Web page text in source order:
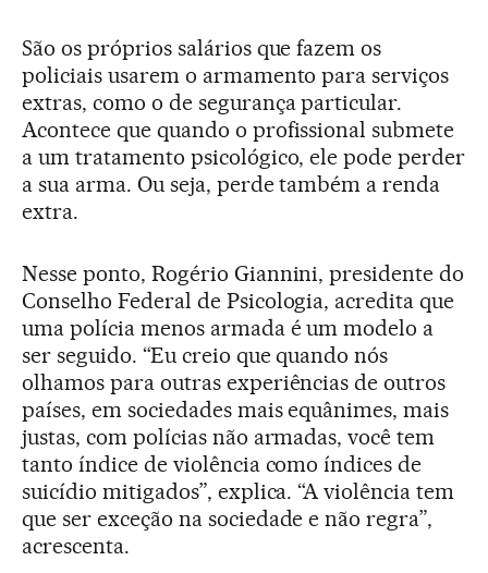
São os próprios salários que fazem os
policiais usarem o armamento para serviços
extras, como o de segurança particular.
Acontece que quando o profissional submete
a um tratamento psicológico, ele pode perder
a sua arma. Ou seja, perde também a renda
extra.
Nesse ponto, Rogério Giannini, presidente do
Conselho Federal de Psicologia, acredita que
uma polícia menos armada é um modelo a
ser seguido. “Eu creio que quando nós
olhamos para outras experiências de outros
países, em sociedades mais equânimes, mais
justas, com polícias não armadas, você tem
tanto índice de violência como índices de
suicídio mitigados”, explica. “A violência tem
que ser exceção na sociedade e não regra”,
acrescenta.